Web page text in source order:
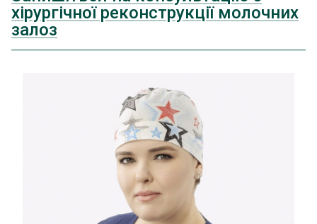
хірургічної реконструкції молочних
залоз